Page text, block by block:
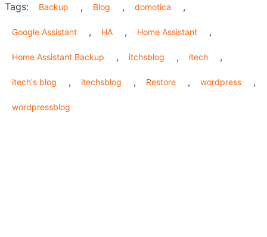
Tags: Backup , Blog , domotica ,
Google Assistant , HA , Home Assistant ,
Home Assistant Backup , itchsblog , itech ,
itech's blog , itechsblog , Restore , wordpress ,
wordpressblog